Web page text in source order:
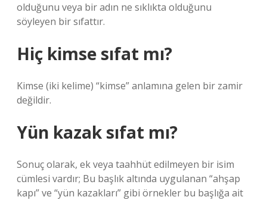
olduğunu veya bir adın ne sıklıkta olduğunu
söyleyen bir sıfattır.
Hiç kimse sıfat mı?
Kimse (iki kelime) “kimse” anlamına gelen bir zamir
değildir.
Yün kazak sıfat mı?
Sonuç olarak, ek veya taahhüt edilmeyen bir isim
cümlesi vardır; Bu başlık altında uygulanan “ahşap
kapı” ve “yün kazakları” gibi örnekler bu başlığa ait